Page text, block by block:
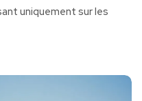
uniquement sur les